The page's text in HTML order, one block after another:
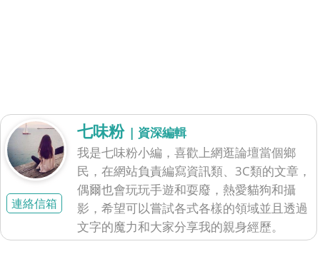
連絡信箱
七味粉 | 資深編輯
我是七味粉小編，喜歡上網逛論壇當個鄉
民，在網站負責編寫資訊類、3C類的文章，
偶爾也會玩玩手遊和耍廢，熱愛貓狗和攝
影，希望可以嘗試各式各樣的領域並且透過
文字的魔力和大家分享我的親身經歷。